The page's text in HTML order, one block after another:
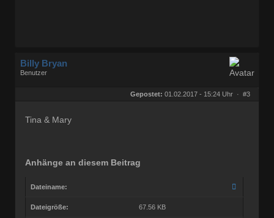
Billy Bryan
Benutzer
Gepostet: 01.02.2017 - 15:24 Uhr · #3
Tina & Mary
Anhänge an diesem Beitrag
Dateiname:
Dateigröße: 67.56 KB